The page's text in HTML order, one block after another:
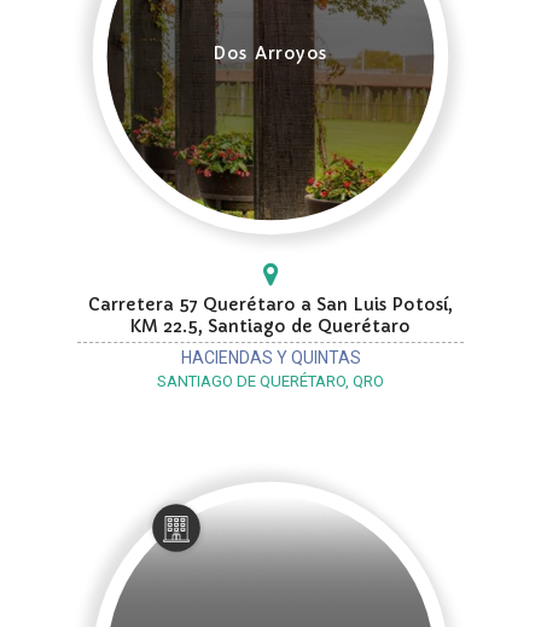
Dos Arroyos
Carretera 57 Querétaro a San Luis Potosí,
KM 22.5, Santiago de Querétaro
HACIENDAS Y QUINTAS
SANTIAGO DE QUERÉTARO, QRO